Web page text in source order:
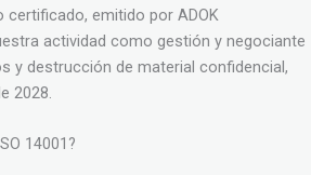
certificado, emitido por ADOK
actividad como gestión y negociante
y destrucción de material confidencial,
2028.
14001?